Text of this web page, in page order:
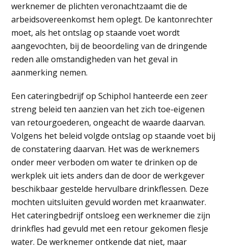
werknemer de plichten veronachtzaamt die de
arbeidsovereenkomst hem oplegt. De kantonrechter
moet, als het ontslag op staande voet wordt
aangevochten, bij de beoordeling van de dringende
reden alle omstandigheden van het geval in
aanmerking nemen.
Een cateringbedrijf op Schiphol hanteerde een zeer
streng beleid ten aanzien van het zich toe-eigenen
van retourgoederen, ongeacht de waarde daarvan.
Volgens het beleid volgde ontslag op staande voet bij
de constatering daarvan. Het was de werknemers
onder meer verboden om water te drinken op de
werkplek uit iets anders dan de door de werkgever
beschikbaar gestelde hervulbare drinkflessen. Deze
mochten uitsluiten gevuld worden met kraanwater.
Het cateringbedrijf ontsloeg een werknemer die zijn
drinkfles had gevuld met een retour gekomen flesje
water. De werknemer ontkende dat niet, maar